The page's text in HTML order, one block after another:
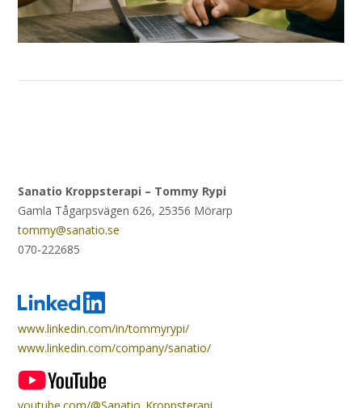
Sanatio Kroppsterapi – Tommy Rypi
Gamla Tågarpsvägen 626, 25356 Mörarp
tommy@sanatio.se
070-222685
www.linkedin.com/in/tommyrypi/
www.linkedin.com/company/sanatio/